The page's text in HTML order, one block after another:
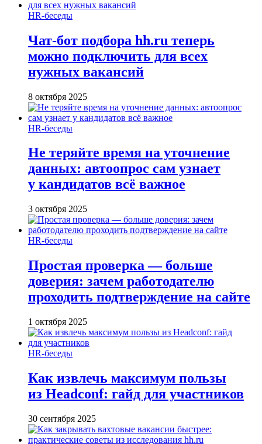
HR-беседы
Чат-бот подбора hh.ru теперь
можно подключить для всех
нужных вакансий
8 октября 2025
HR-беседы
Не теряйте время на уточнение
данных: автоопрос сам узнает
у кандидатов всё важное
3 октября 2025
HR-беседы
Простая проверка — больше
доверия: зачем работодателю
проходить подтверждение на сайте
1 октября 2025
HR-беседы
Как извлечь максимум пользы
из Headсonf: гайд для участников
30 сентября 2025